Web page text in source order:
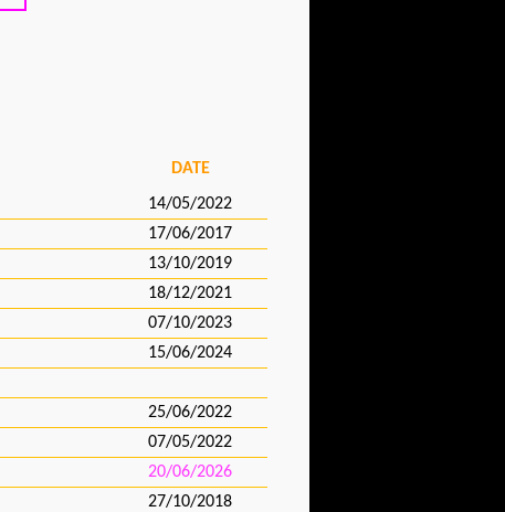
DATE
14/05/2022
17/06/2017
13/10/2019
18/12/2021
07/10/2023
15/06/2024
25/06/2022
07/05/2022
20/06/2026
27/10/2018